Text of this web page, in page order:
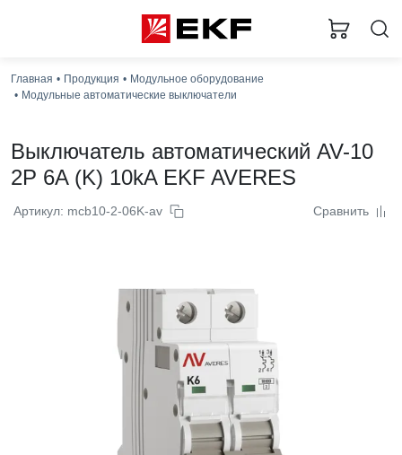
Главная Продукция
Модульное оборудование
Модульные автоматические выключатели
Выключатель автоматический AV-10
2P 6A (K) 10kA EKF AVERES
Артикул: mcb10-2-06K-av Сравнить